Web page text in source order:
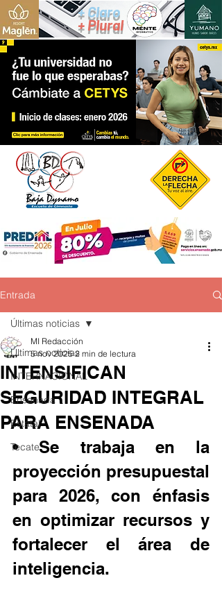
+ Claro
+ Plural
Entrada
Últimas noticias
INTERNACIONAL
Ensenada
Estatal
Tecate
Últimas noticias
INTENSIFICAN
SEGURIDAD INTEGRAL
PARA ENSENADA
MI Redacción
5 nov 2025 2 min de lectura
• Se trabaja en la
proyección presupuestal
para 2026, con énfasis
en optimizar recursos y
fortalecer el área de
inteligencia.